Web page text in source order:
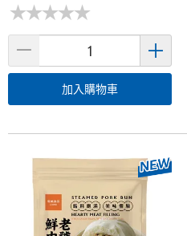
★★★★★
★★★★★
加入購物車